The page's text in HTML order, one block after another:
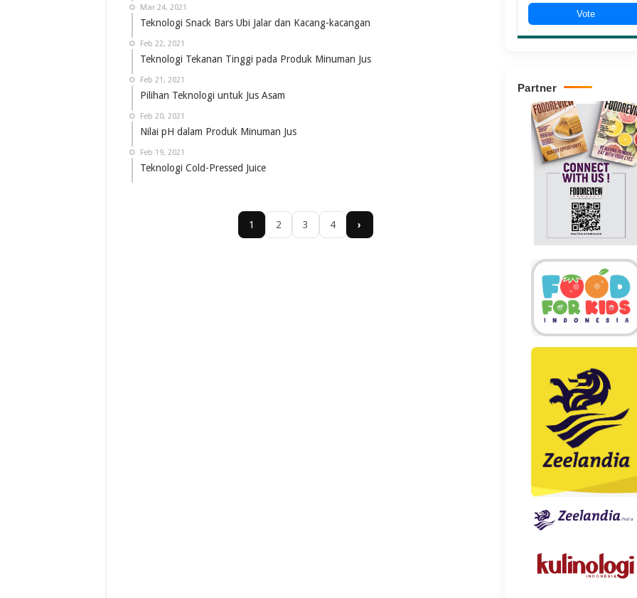
Mar 24, 2021
Teknologi Snack Bars Ubi Jalar dan Kacang-kacangan
Feb 22, 2021
Teknologi Tekanan Tinggi pada Produk Minuman Jus
Feb 21, 2021
Pilihan Teknologi untuk Jus Asam
Feb 20, 2021
Nilai pH dalam Produk Minuman Jus
Feb 19, 2021
Teknologi Cold-Pressed Juice
1 2 3 4 ›
Vote
Partner